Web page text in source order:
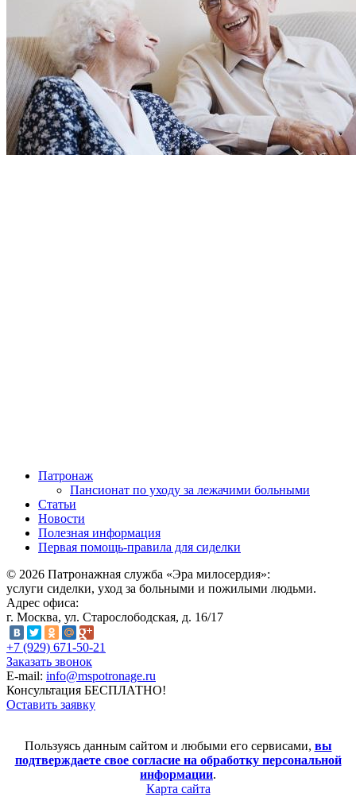
Патронаж
Пансионат по уходу за лежачими больными
Статьи
Новости
Полезная информация
Первая помощь-правила для сиделки
© 2026 Патронажная служба «Эра милосердия»:
услуги сиделки, уход за больными и пожилыми людьми.
Адрес офиса:
г. Москва, ул. Старослободская, д. 16/17
+7 (929) 671-50-21
Заказать звонок
E-mail: info@mspotronage.ru
Консультация БЕСПЛАТНО!
Оставить заявку
Пользуясь данным сайтом и любыми его сервисами, вы
подтверждаете свое согласие на обработку персональной
информации.
Карта сайта